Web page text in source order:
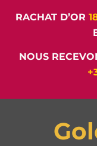
RACHAT D’OR
NOUS